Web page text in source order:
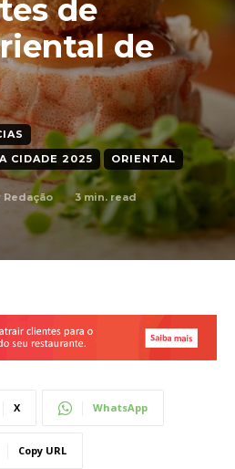
de
de
CIDADE 2025
ORIENTAL
Redação 3min. read
X WhatsApp
Copy URL